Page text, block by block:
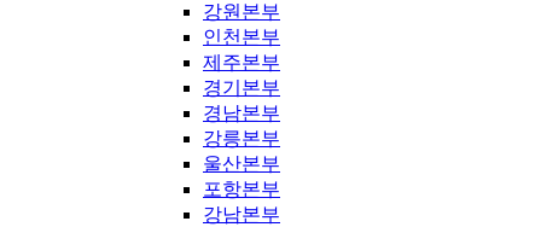
강원본부
인천본부
제주본부
경기본부
경남본부
강릉본부
울산본부
포항본부
강남본부